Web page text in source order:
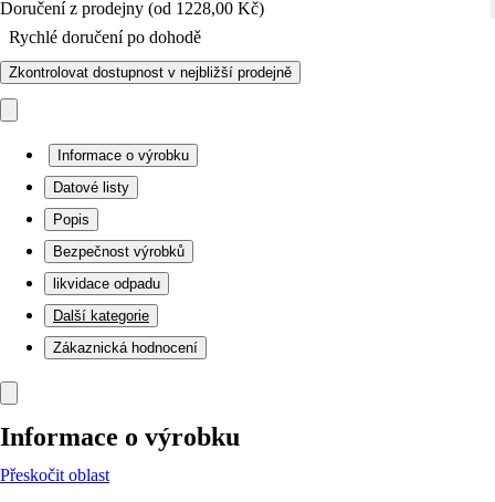
Doručení z prodejny (od 1228,00 Kč)
Rychlé doručení po dohodě
Zkontrolovat dostupnost v nejbližší prodejně
Informace o výrobku
Datové listy
Popis
Bezpečnost výrobků
likvidace odpadu
Další kategorie
Zákaznická hodnocení
Informace o výrobku
Přeskočit oblast